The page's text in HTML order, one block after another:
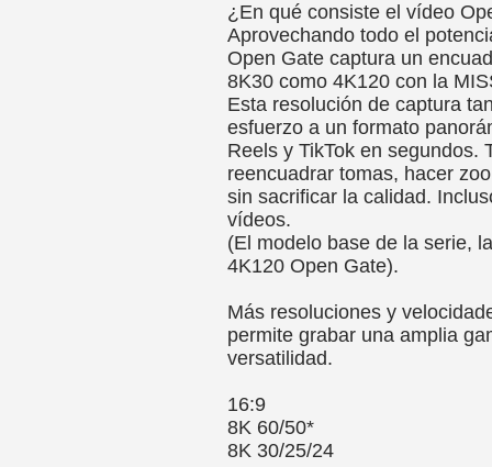
¿En qué consiste el vídeo
Aprovechando todo el
Open Gate captura un
8K30 como 4K120 con la
Esta resolución de captura
esfuerzo a un formato
Reels y TikTok en segundos.
reencuadrar tomas, hacer
sin sacrificar la calidad.
vídeos.
(El modelo base de la serie,
4K120 Open Gate).
Más resoluciones y
permite grabar una amplia
versatilidad.
16:9
8K 60/50*
8K 30/25/24